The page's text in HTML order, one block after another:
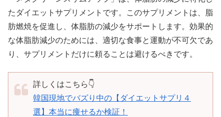
たダイエットサプリメントです。このサプリメントは、脂
肪燃焼を促進し、体脂肪の減少をサポートします。効果的
な体脂肪減少のためには、適切な食事と運動が不可欠であ
り、サプリメントだけに頼ることは避けるべきです。
詳しくはこちら👇
韓国現地でバズり中の【ダイエットサプリ４
選】本当に痩せるか検証！